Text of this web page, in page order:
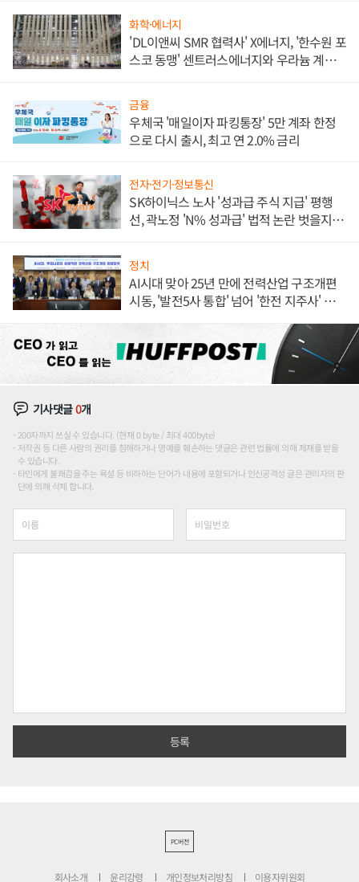
화학·에너지
'DL이앤씨 SMR 협력사' X에너지, '한수원 포
스코 동맹' 센트러스에너지와 우라늄 계약
금융
우체국 '매일이자 파킹통장' 5만 계좌 한정
으로 다시 출시, 최고 연 2.0% 금리
전자·전기·정보통신
SK하이닉스 노사 '성과급 주식 지급' 평행
선, 곽노정 'N% 성과급' 법적 논란 벗을지 주
정치
AI시대 맞아 25년 만에 전력산업 구조개편
시동, '발전5사 통합' 넘어 '한전 지주사' 재편
기사댓글0개
200자까지 쓰실 수 있습니다. (현재 0 byte / 최대 400byte)
저작권 등 다른 사람의 권리를 침해하거나 명예를 훼손하는 댓글은 관련 법률에 의해 제재를 받을
수 있습니다.
타인에게 불쾌감을 주는 욕설 등 비하하는 단어가 내용에 포함되거나 인신공격성 글은 관리자의 판
단에 의해 삭제 합니다.
PC버전
회사소개 윤리강령 개인정보처리방침 이용자위원회